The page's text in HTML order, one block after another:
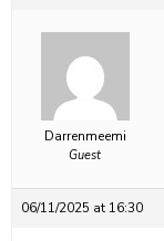
Darrenmeemi
Guest
06/11/2025 at 16:30